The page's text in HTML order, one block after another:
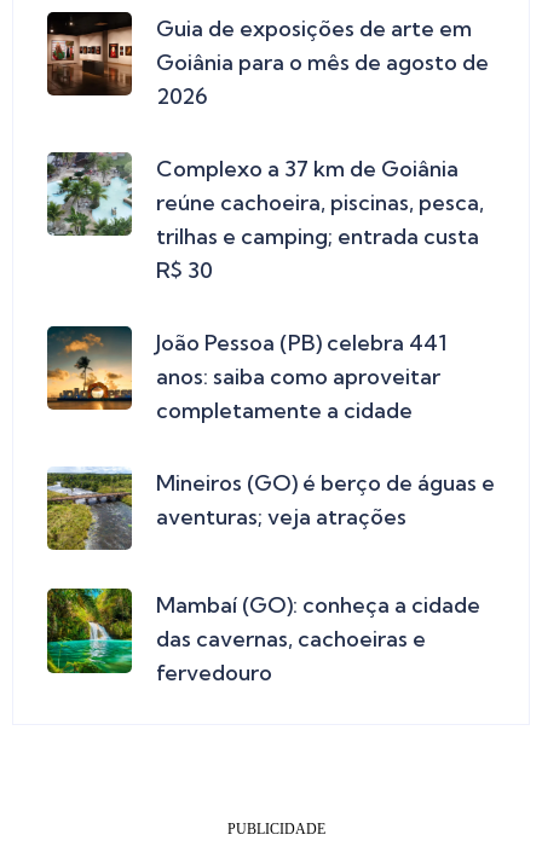
Guia de exposições de arte em
Goiânia para o mês de agosto de
2026
Complexo a 37 km de Goiânia
reúne cachoeira, piscinas, pesca,
trilhas e camping; entrada custa
R$ 30
João Pessoa (PB) celebra 441
anos: saiba como aproveitar
completamente a cidade
Mineiros (GO) é berço de águas e
aventuras; veja atrações
Mambaí (GO): conheça a cidade
das cavernas, cachoeiras e
fervedouro